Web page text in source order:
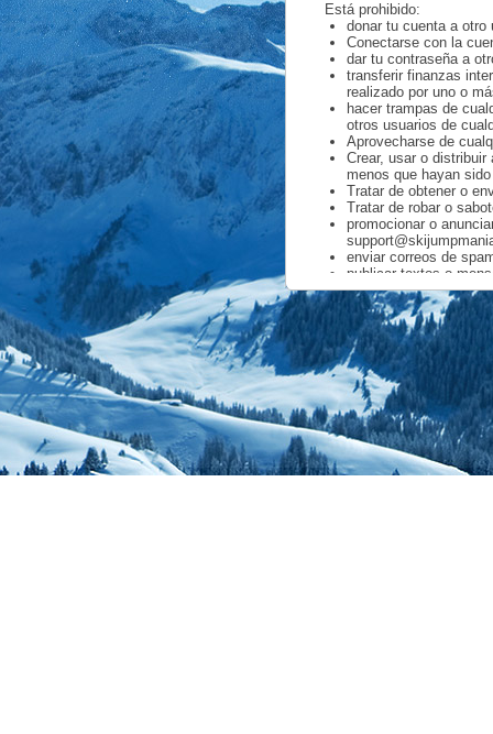
Está prohibido:
donar tu cuenta a otro
Conectarse con la
dar tu contraseña a
transferir finanzas
realizado por uno o
hacer trampas de
otros usuarios de
Aprovecharse de
Crear, usar o
menos que hayan
Tratar de obtener o
Tratar de robar o
promocionar o
enviar correos de
publicar textos o
insultar, amenazar o
publicar mensajes
anima a otros
usar un nombre de
poner textos,
para poner textos,
promocionar otras
hacer trampas de
al juego creando una
abusar de la opción
hablar de política o
publicar cualquier tipo